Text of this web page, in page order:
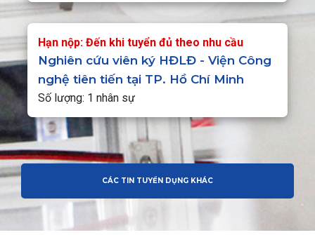
Hạn nộp: Đến khi tuyển đủ theo nhu cầu
Nghiên cứu viên ký HĐLĐ - Viện Công
nghệ tiên tiến tại TP. Hồ Chí Minh
Số lượng: 1 nhân sự
CÁC TIN TUYỂN DỤNG KHÁC